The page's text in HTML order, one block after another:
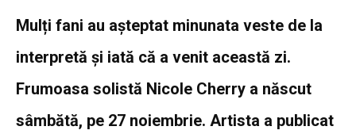
Mulți fani au așteptat minunata veste de la
interpretă și iată că a venit această zi.
Frumoasa solistă Nicole Cherry a născut
sâmbătă, pe 27 noiembrie. Artista a publicat